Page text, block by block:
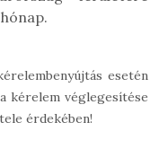
esetén
kérelem véglegesítése
érdekében!